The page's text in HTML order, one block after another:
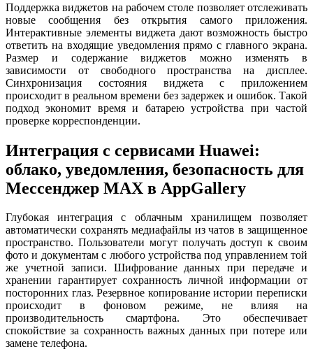
Поддержка виджетов на рабочем столе позволяет отслеживать
новые сообщения без открытия самого приложения.
Интерактивные элементы виджета дают возможность быстро
ответить на входящие уведомления прямо с главного экрана.
Размер и содержание виджетов можно изменять в
зависимости от свободного пространства на дисплее.
Синхронизация состояния виджета с приложением
происходит в реальном времени без задержек и ошибок. Такой
подход экономит время и батарею устройства при частой
проверке корреспонденции.
Интеграция с сервисами Huawei:
облако, уведомления, безопасность для
Мессенджер MAX в AppGallery
Глубокая интеграция с облачным хранилищем позволяет
автоматически сохранять медиафайлы из чатов в защищенное
пространство. Пользователи могут получать доступ к своим
фото и документам с любого устройства под управлением той
же учетной записи. Шифрование данных при передаче и
хранении гарантирует сохранность личной информации от
посторонних глаз. Резервное копирование истории переписки
происходит в фоновом режиме, не влияя на
производительность смартфона. Это обеспечивает
спокойствие за сохранность важных данных при потере или
замене телефона.